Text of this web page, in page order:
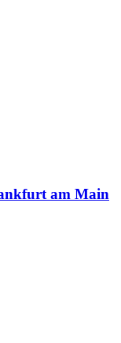
am Main